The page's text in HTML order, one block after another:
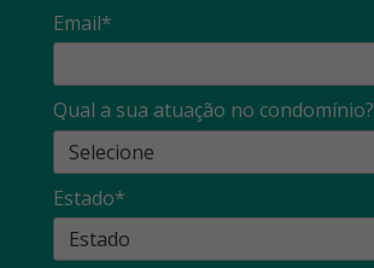
Email*
Qual a sua atuação no condomínio?
Estado*